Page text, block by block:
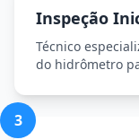
Inspeção
Técnico
do hidrômetro
3